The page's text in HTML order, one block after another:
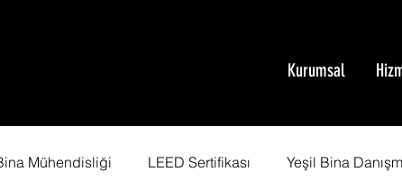
Kurumsal
Mühendisliği LEED Sertifikası Yeşil Bina